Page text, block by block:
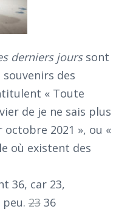
derniers jourssont
des
« Toute
de je ne sais plus
octobre 2021 », ou «
où existent des
36, car 23,
peu.2336